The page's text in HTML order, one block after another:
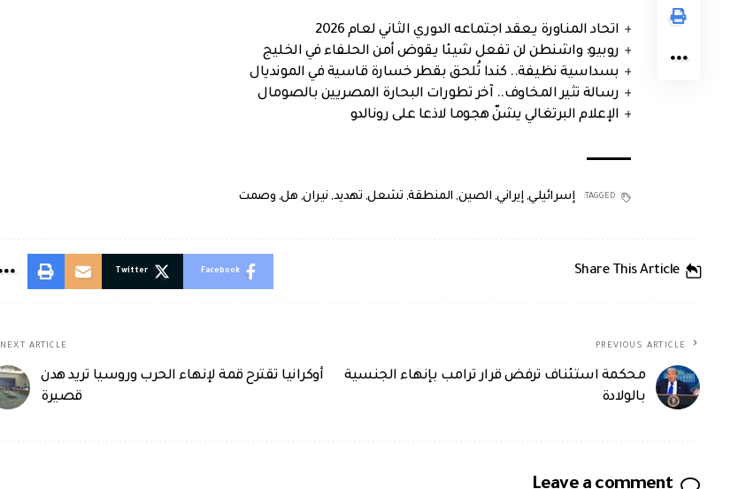
اتحاد المناورة يعقد اجتماعه الدوري الثاني لعام 2026
روبيو: واشنطن لن تفعل شيئا يقوض أمن الحلفاء في الخليج
بسداسية نظيفة.. كندا تُلحق بقطر خسارة قاسية في المونديال
رسالة تثير المخاوف.. آخر تطورات البحارة المصريين بالصومال
الإعلام البرتغالي يشنّ هجوما لاذعا على رونالدو
TAGGED: إسرائيلي,إيراني, الصين, المنطقة, تشعل, تهديد, نيران, هل, وصمت
Share This Article
Facebook
Twitter
PREVIOUS ARTICLE
محكمة استئناف ترفض قرار ترامب بإنهاء الجنسية
بالولادة
NEXT ARTICLE
أوكرانيا تقترح قمة لإنهاء الحرب وروسيا تريد هدن
قصيرة